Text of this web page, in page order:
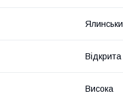
Висока